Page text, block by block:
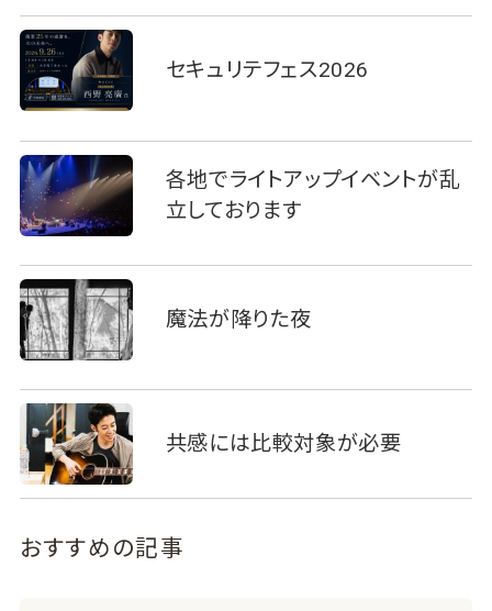
セキュリテフェス2026
各地でライトアップイベントが乱
立しております
魔法が降りた夜
共感には比較対象が必要
おすすめの記事